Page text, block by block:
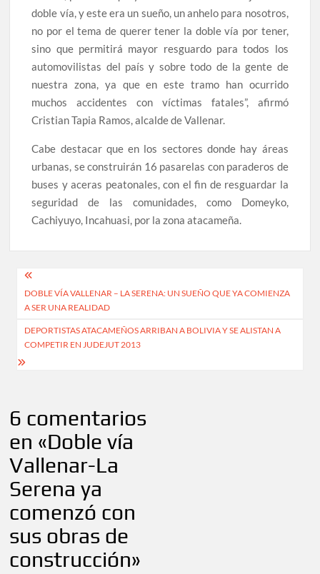
doble vía, y este era un sueño, un anhelo para nosotros,
no por el tema de querer tener la doble vía por tener,
sino que permitirá mayor resguardo para todos los
automovilistas del país y sobre todo de la gente de
nuestra zona, ya que en este tramo han ocurrido
muchos accidentes con víctimas fatales”, afirmó
Cristian Tapia Ramos, alcalde de Vallenar.
Cabe destacar que en los sectores donde hay áreas
urbanas, se construirán 16 pasarelas con paraderos de
buses y aceras peatonales, con el fin de resguardar la
seguridad de las comunidades, como Domeyko,
Cachiyuyo, Incahuasi, por la zona atacameña.
Navegación
de
entradas
DOBLE VÍA VALLENAR – LA SERENA: UN SUEÑO QUE YA COMIENZA
A SER UNA REALIDAD
DEPORTISTAS ATACAMEÑOS ARRIBAN A BOLIVIA Y SE ALISTAN A
COMPETIR EN JUDEJUT 2013
6 comentarios
en «Doble vía
Vallenar-La
Serena ya
comenzó con
sus obras de
construcción»